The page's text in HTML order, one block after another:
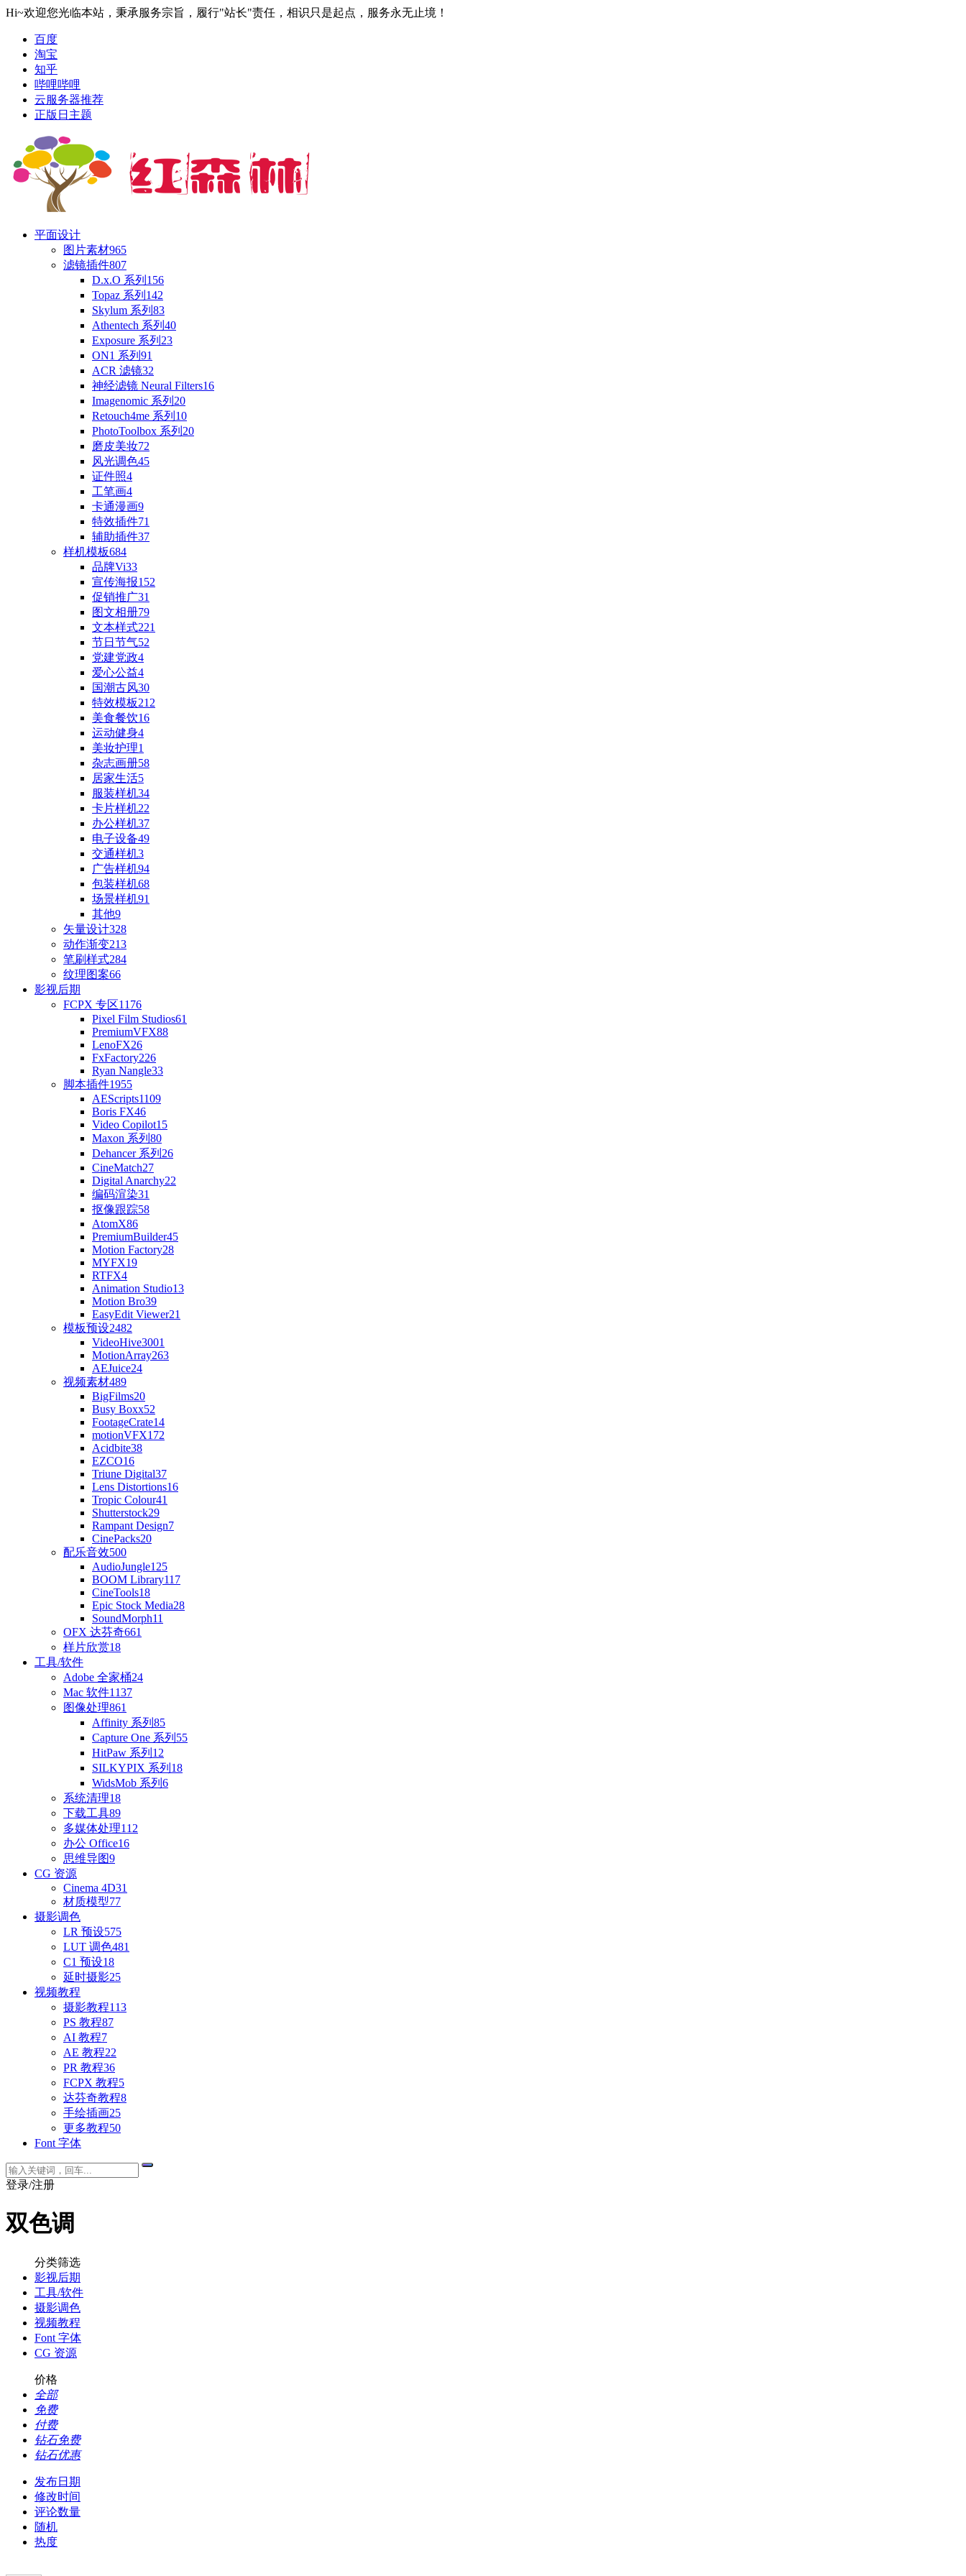
Hi~欢迎您光临本站，秉承服务宗旨，履行"站长"责任，相识只是起点，服务永无止境！
百度
淘宝
知乎
哔哩哔哩
云服务器推荐
正版日主题
平面设计
图片素材965
滤镜插件807
D.x.O 系列 156
Topaz 系列 142
Skylum 系列 83
Athentech 系列 40
Exposure 系列 23
ON1 系列 91
ACR 滤镜32
神经滤镜 Neural Filters16
Imagenomic 系列 20
Retouch4me 系列 10
PhotoToolbox 系列 20
磨皮美妆72
风光调色45
证件照4
工笔画4
卡通漫画9
特效插件71
辅助插件37
样机模板684
品牌Vi33
宣传海报152
促销推广31
图文相册79
文本样式221
节日节气52
党建党政4
爱心公益4
国潮古风30
特效模板212
美食餐饮16
运动健身4
美妆护理1
杂志画册58
居家生活5
服装样机34
卡片样机22
办公样机37
电子设备49
交通样机3
广告样机94
包装样机68
场景样机91
其他9
矢量设计328
动作渐变213
笔刷样式284
纹理图案66
影视后期
FCPX 专区1176
Pixel Film Studios61
PremiumVFX88
LenoFX26
FxFactory226
Ryan Nangle33
脚本插件1955
AEScripts1109
Boris FX46
Video Copilot15
Maxon 系列 80
Dehancer 系列 26
CineMatch27
Digital Anarchy22
编码渲染31
抠像跟踪58
AtomX86
PremiumBuilder45
Motion Factory28
MYFX19
RTFX4
Animation Studio13
Motion Bro39
EasyEdit Viewer21
模板预设2482
VideoHive3001
MotionArray263
AEJuice24
视频素材489
BigFilms20
Busy Boxx52
FootageCrate14
motionVFX172
Acidbite38
EZCO16
Triune Digital37
Lens Distortions16
Tropic Colour41
Shutterstock29
Rampant Design7
CinePacks20
配乐音效500
AudioJungle125
BOOM Library117
CineTools18
Epic Stock Media28
SoundMorph11
OFX 达芬奇661
样片欣赏18
工具/软件
Adobe 全家桶24
Mac 软件1137
图像处理861
Affinity 系列 85
Capture One 系列 55
HitPaw 系列 12
SILKYPIX 系列 18
WidsMob 系列 6
系统清理18
下载工具89
多媒体处理112
办公 Office16
思维导图9
CG 资源
Cinema 4D31
材质模型77
摄影调色
LR 预设575
LUT 调色481
C1 预设18
延时摄影25
视频教程
摄影教程113
PS 教程87
AI 教程7
AE 教程22
PR 教程36
FCPX 教程5
达芬奇教程8
手绘插画25
更多教程50
Font 字体
登录/注册
双色调
分类筛选
影视后期
工具/软件
摄影调色
视频教程
Font 字体
CG 资源
价格
全部
免费
付费
钻石免费
钻石优惠
发布日期
修改时间
评论数量
随机
热度